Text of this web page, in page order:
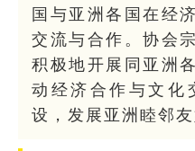
国与亚洲各国在经
交流与合作。协会
积极地开展同亚洲
动经济合作与文化
设，发展亚洲睦邻友